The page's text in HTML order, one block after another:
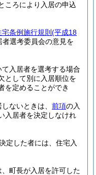
ころにより入居の申込
条例施行規則 (平成18
者選考委員会の意見を
入居者を選考する場合
として別に入居順位を
を定めることができ
ないときは、 前項の入
入居者を決定しなけれ
定した者には、住宅入
町長が入居を許可した